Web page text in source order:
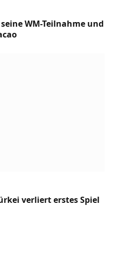
WM-Teilnahme und
verliert erstes Spiel